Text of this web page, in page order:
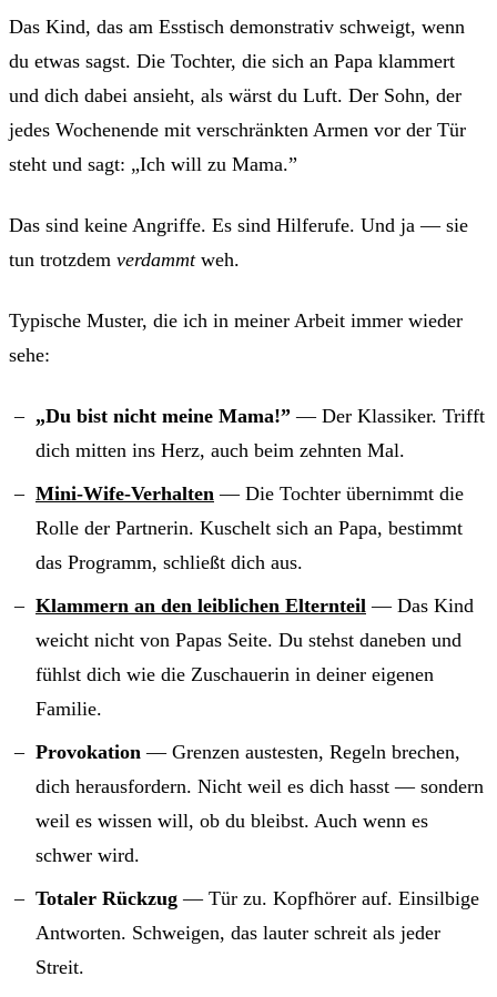
Das Kind, das am Esstisch demonstrativ schweigt, wenn
du etwas sagst. Die Tochter, die sich an Papa klammert
und dich dabei ansieht, als wärst du Luft. Der Sohn, der
jedes Wochenende mit verschränkten Armen vor der Tür
steht und sagt: „Ich will zu Mama.”
Das sind keine Angriffe. Es sind Hilferufe. Und ja — sie
tun trotzdem verdammtweh.
Typische Muster, die ich in meiner Arbeit immer wieder
sehe:
„Du bist nicht meine Mama!” — Der Klassiker. Trifft
dich mitten ins Herz, auch beim zehnten Mal.
Mini-Wife-Verhalten — Die Tochter übernimmt die
Rolle der Partnerin. Kuschelt sich an Papa, bestimmt
das Programm, schließt dich aus.
Klammern an den leiblichen Elternteil — Das Kind
weicht nicht von Papas Seite. Du stehst daneben und
fühlst dich wie die Zuschauerin in deiner eigenen
Familie.
Provokation — Grenzen austesten, Regeln brechen,
dich herausfordern. Nicht weil es dich hasst — sondern
weil es wissen will, ob du bleibst. Auch wenn es
schwer wird.
Totaler Rückzug — Tür zu. Kopfhörer auf. Einsilbige
Antworten. Schweigen, das lauter schreit als jeder
Streit.